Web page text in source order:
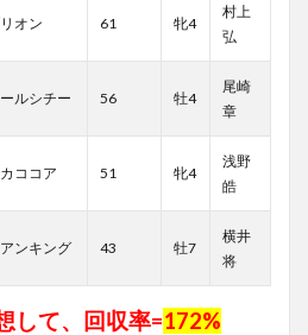
オン 61 牝4
村上
弘
ルシチー 56 牡4
尾崎
章
ココア 51 牝4
浅野
皓
ンキング 43 牡7
横井
将
して、 回収率=172%